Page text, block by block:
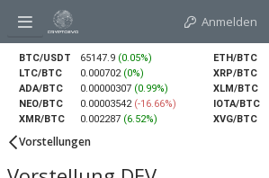
Anmelden
BTC/USDT 65147.9 (0.05%) ETH/BTC
LTC/BTC
0.000702 (0%) XRP/BTC
ADA/BTC
0.00000307 (0.99%) XLM/BTC
NEO/BTC
0.00003542 (-16.66%) IOTA/BTC
XMR/BTC
0.002287 (6.52%) XVG/BTC
Vorstellungen